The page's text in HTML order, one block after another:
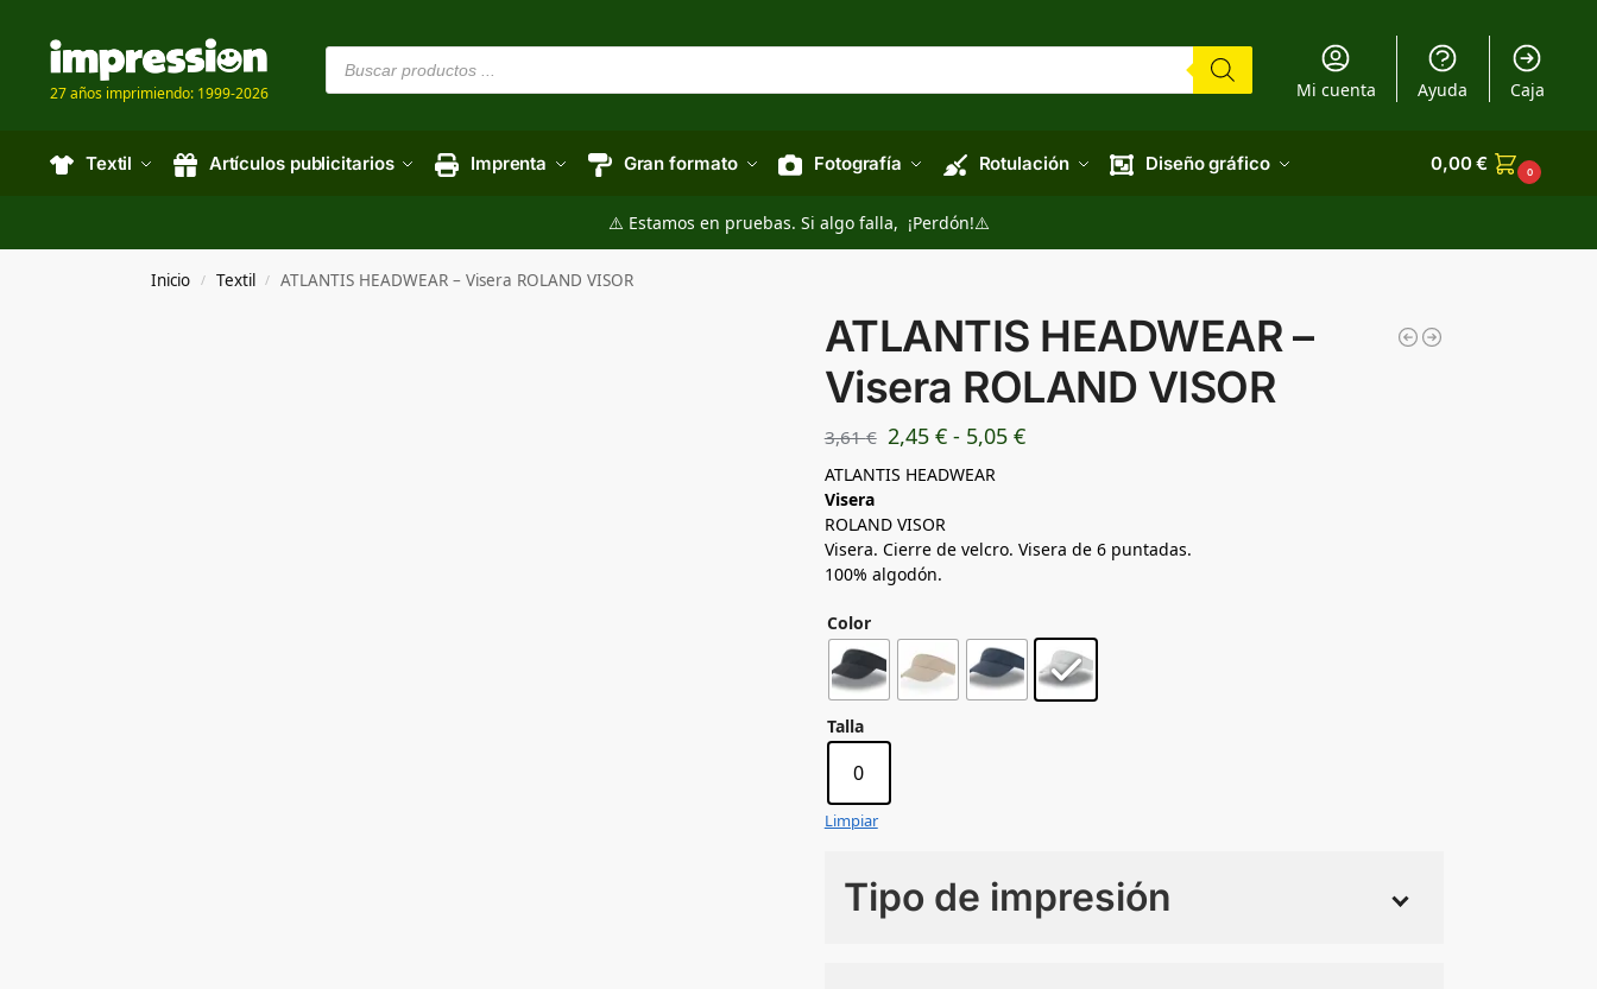
27 años imprimiendo: 1999-2026 Mi cuenta Ayuda Caja
Textil Artículos publicitarios Imprenta Gran formato Fotografía Rotulación Diseño gráfico 0,00€ 0
⚠️ Estamos en pruebas. Si algo falla, ¡Perdón!⚠️
Inicio / Textil / ATLANTIS HEADWEAR – Visera ROLAND VISOR
ATLANTIS HEADWEAR –
Visera ROLAND VISOR
3,61€ 2,45 € - 5,05 €
ATLANTIS HEADWEAR
Visera
ROLAND VISOR
Visera. Cierre de velcro. Visera de 6 puntadas.
100% algodón.
Color
Talla
0
Limpiar
Tipo de impresión